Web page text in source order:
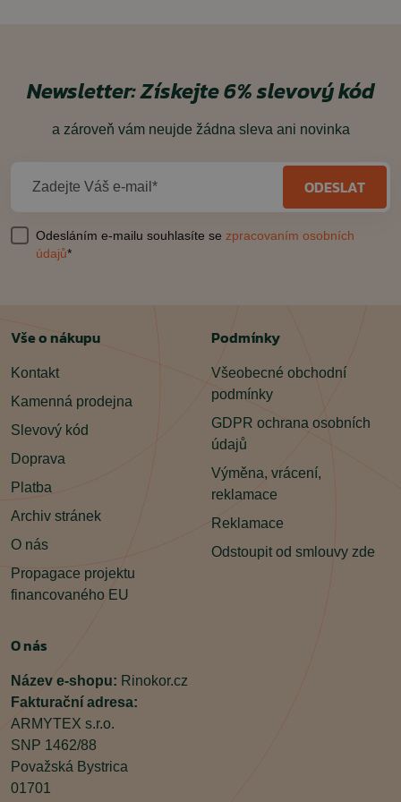
Newsletter:Získejte 6% slevový kód
a zároveň vám neujde žádna sleva ani novinka
Zadejte Váš e-mail* ODESLAT
Odesláním e-mailu souhlasíte se zpracovaním osobních
údajů*
Vše o nákupu
Kontakt
Kamenná prodejna
Slevový kód
Doprava
Platba
Archiv stránek
O nás
Propagace projektu
financovaného EU
Podmínky
Všeobecné obchodní
podmínky
GDPR ochrana osobních
údajů
Výměna, vrácení,
reklamace
Reklamace
Odstoupit od smlouvy zde
O nás
Název e-shopu: Rinokor.cz
Fakturační adresa:
ARMYTEX s.r.o.
SNP 1462/88
Považská Bystrica
01701